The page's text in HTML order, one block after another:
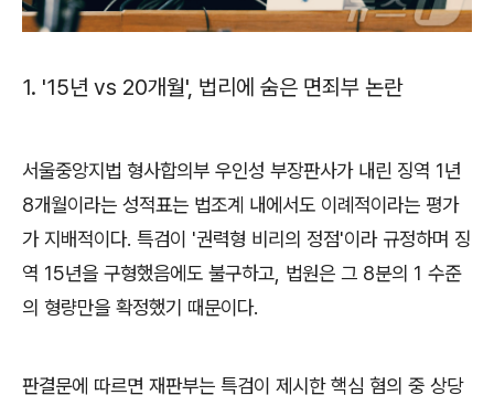
1. '15년 vs 20개월', 법리에 숨은 면죄부 논란
서울중앙지법 형사합의부 우인성 부장판사가 내린 징역 1년
8개월이라는 성적표는 법조계 내에서도 이례적이라는 평가
가 지배적이다. 특검이 '권력형 비리의 정점'이라 규정하며 징
역 15년을 구형했음에도 불구하고 법원은 그 8분의 1 수준
의 형량만을 확정했기 때문이다.
판결문에 따르면 재판부는 특검이 제시한 핵심 혐의 중 상당